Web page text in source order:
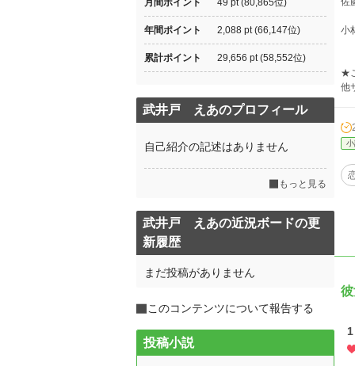
小
★
他
月間ポイント 49 pt (80,865位)
年間ポイント 2,088 pt (66,147位)
累計ポイント 29,656 pt (58,552位)
武井戸 えあのプロフィール
自己紹介の記述はありません
もっと見る
武井戸 えあの近況ボードの更
新履歴
まだ投稿がありません
このコンテンツについて報告する
投稿小説